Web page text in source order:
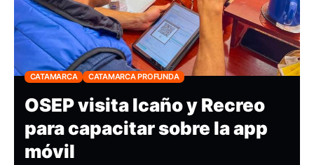
CATAMARCA CATAMARCA PROFUNDA
OSEP visita Icaño y Recreo
para capacitar sobre la app
móvil